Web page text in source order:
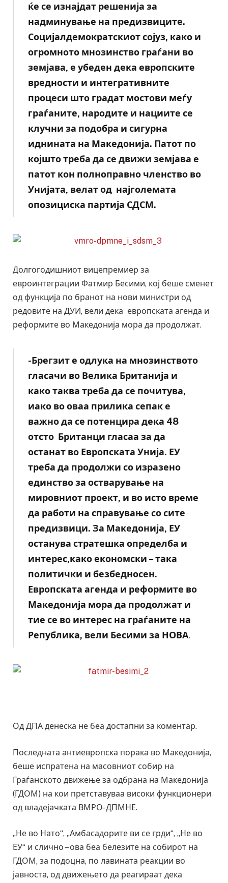
ќе се изнајдат решенија за
надминување на предизвиците.
Социјалдемократскиот сојуз, како и
огромното мнозинство граѓани во
земјава, е убеден дека европските
вредности и интегративните
процеси што градат мостови меѓу
граѓаните, народите и нациите се
клучни за подобра и сигурна
иднината на Македонија. Патот по
којшто треба да се движи земјава е
патот кон полноправно членство во
Унијата, велат од најголемата
опозициска партија СДСМ.
Долгогодишниот вицепремиер за
евроинтеграции Фатмир Бесими, кој беше сменет
од функција по бранот на нови министри од
редовите на ДУИ, вели дека европската агенда и
реформите во Македонија мора да продолжат.
-Брегзит е одлука на мнозинството
гласачи во Велика Британија и
како таква треба да се почитува,
иако во оваа прилика сепак е
важно да се потенцира дека 48
отсто Британци гласаа за да
останат во Европската Унија. ЕУ
треба да продолжи со изразено
единство за остварување на
мировниот проект, и во исто време
да работи на справување со сите
предизвици. За Македонија, ЕУ
останува стратешка определба и
интерес,како економски – така
политички и безбедносен.
Европската агенда и реформите во
Македонија мора да продолжат и
тие се во интерес на граѓаните на
Република, вели Бесими за НОВА.
Од ДПА денеска не беа достапни за коментар.
Последната антиевропска порака во Македонија,
беше испратена на масовниот собир на
Граѓанското движење за одбрана на Македонија
(ГДОМ) на кои претставуваа високи функционери
од владејачката ВМРО-ДПМНЕ.
„Не во Нато“, „Амбасадорите ви се грди“, „Не во
ЕУ“ и слично – ова беа белезите на собирот на
ГДОМ, за подоцна, по лавината реакции во
јавноста, од движењето да реагираат дека